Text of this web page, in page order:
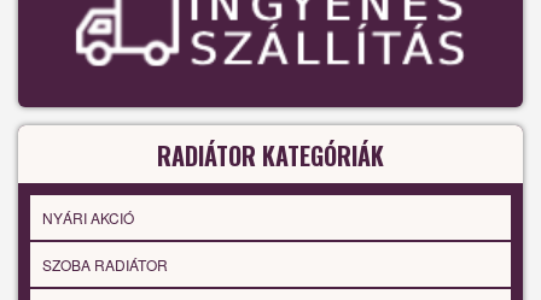
RADIÁTOR KATEGÓRIÁK
NYÁRI AKCIÓ
SZOBA RADIÁTOR